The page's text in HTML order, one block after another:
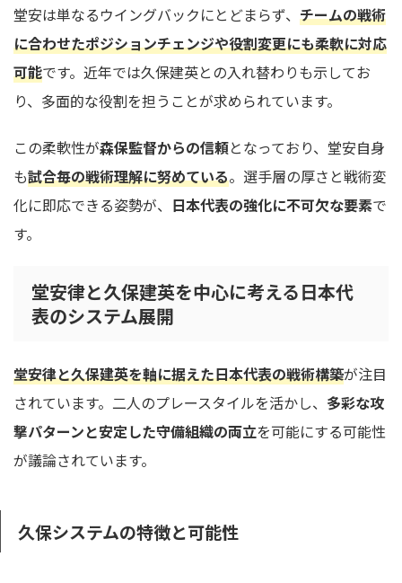
堂安は単なるウイングバックにとどまらず、 チームの戦術
に合わせたポジションチェンジや役割変更にも柔軟に対応
可能です。近年では久保建英との入れ替わりも示してお
り、多面的な役割を担うことが求められています。
この柔軟性が森保監督からの信頼となっており、堂安自身
も試合毎の戦術理解に努めている。選手層の厚さと戦術変
化に即応できる姿勢が、 日本代表の強化に不可欠な要素で
す。
堂安律と久保建英を中心に考える日本代
表のシステム展開
堂安律と久保建英を軸に据えた日本代表の戦術構築が注目
されています。二人のプレースタイルを活かし、 多彩な攻
撃パターンと安定した守備組織の両立を可能にする可能性
が議論されています。
久保システムの特徴と可能性